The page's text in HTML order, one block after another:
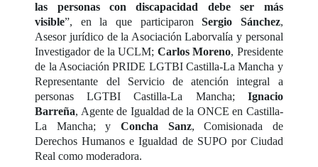
las personas con discapacidad debe ser más
visible”, en la que participaronSergio Sánchez,
Asesor jurídico de la Asociación Laborvalía y personal
Investigador de la UCLM; Carlos Moreno, Presidente
de la Asociación PRIDE LGTBI Castilla-La Mancha y
Representante del Servicio de atención integral a
personas LGTBI Castilla-La Mancha; Ignacio
Barreña, Agente de Igualdad de la ONCE en Castilla-
La Mancha; y Concha Sanz, Comisionada de
Derechos Humanos e Igualdad de SUPO por Ciudad
Real como moderadora.